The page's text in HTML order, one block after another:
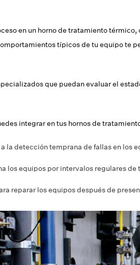
en un horno de tratamiento
típicos de tu equipo te
que puedan evaluar el
integrar en tus hornos de
la detección temprana de fallas en los
los equipos por intervalos regulares
reparar los equipos después de